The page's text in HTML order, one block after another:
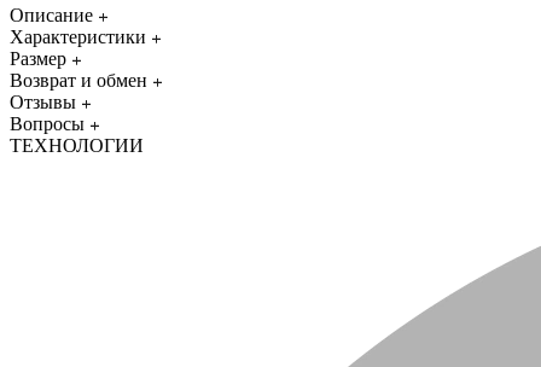
Описание
Характеристики
Размер
Возврат и обмен
Отзывы
Вопросы
ТЕХНОЛОГИИ